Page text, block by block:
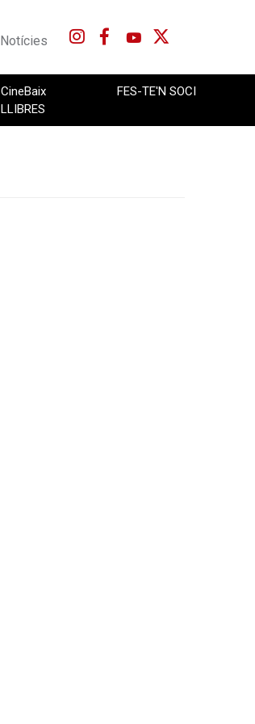
Notícies
CineBaix
LLIBRES
FES-TE'N SOCI